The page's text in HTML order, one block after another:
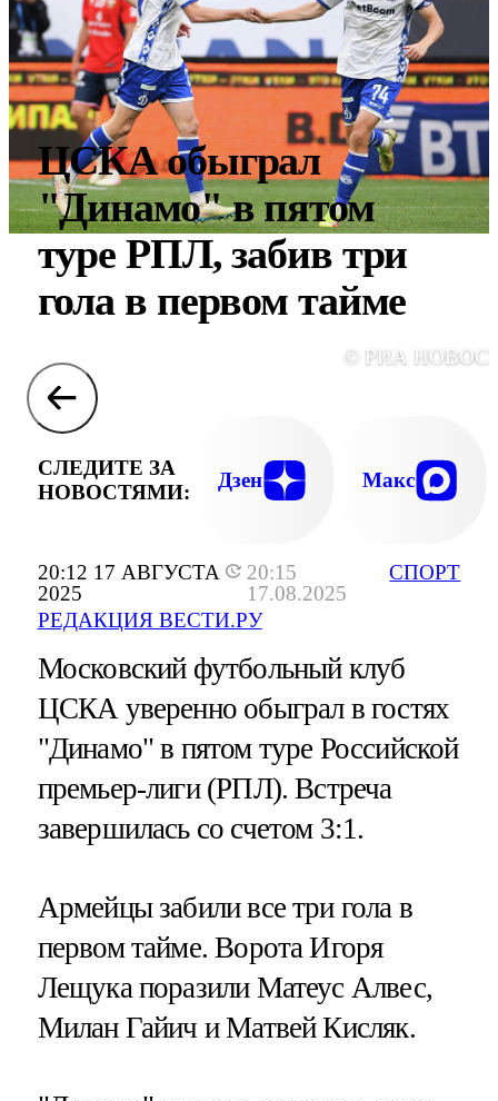
20:12 17 АВГУСТА
2025
20:15
17.08.2025
РЕДАКЦИЯ ВЕСТИ.РУ
СПОРТ
ЦСКА обыграл
"Динамо" в пятом
туре РПЛ, забив три
гола в первом тайме
© РИА
СЛЕДИТЕ ЗА
НОВОСТЯМИ:
Дзен Макс
Московский футбольный клуб
ЦСКА уверенно обыграл в гостях
"Динамо" в пятом туре Российской
премьер-лиги (РПЛ). Встреча
завершилась со счетом 3:1.
Армейцы забили все три гола в
первом тайме. Ворота Игоря
Лещука поразили Матеус Алвес,
Милан Гайич и Матвей Кисляк.